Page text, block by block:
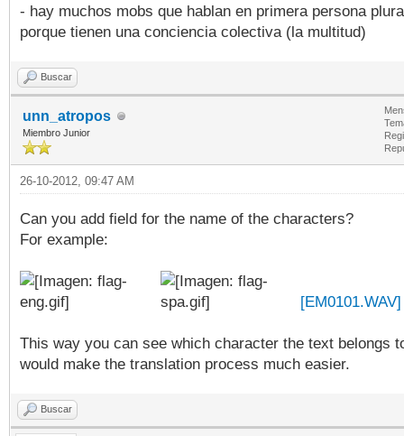
- hay muchos mobs que hablan en primera persona
porque tienen una conciencia colectiva (la multitud)
Buscar
unn_atropos
Miembro Junior
26-10-2012, 09:47 AM
Can you add field for the name of the characters?
For example:
[EM0101.WAV]
This way you can see which character the text belongs
would make the translation process much easier.
Buscar